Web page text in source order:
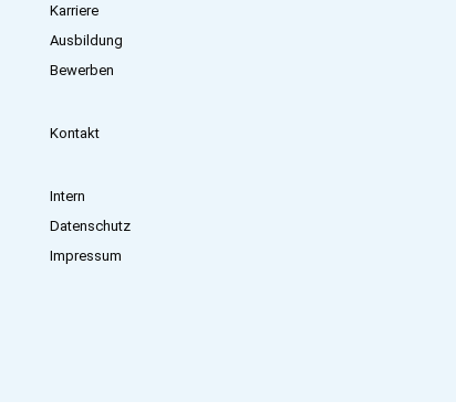
Karriere
Ausbildung
Bewerben
Kontakt
Intern
Datenschutz
Impressum